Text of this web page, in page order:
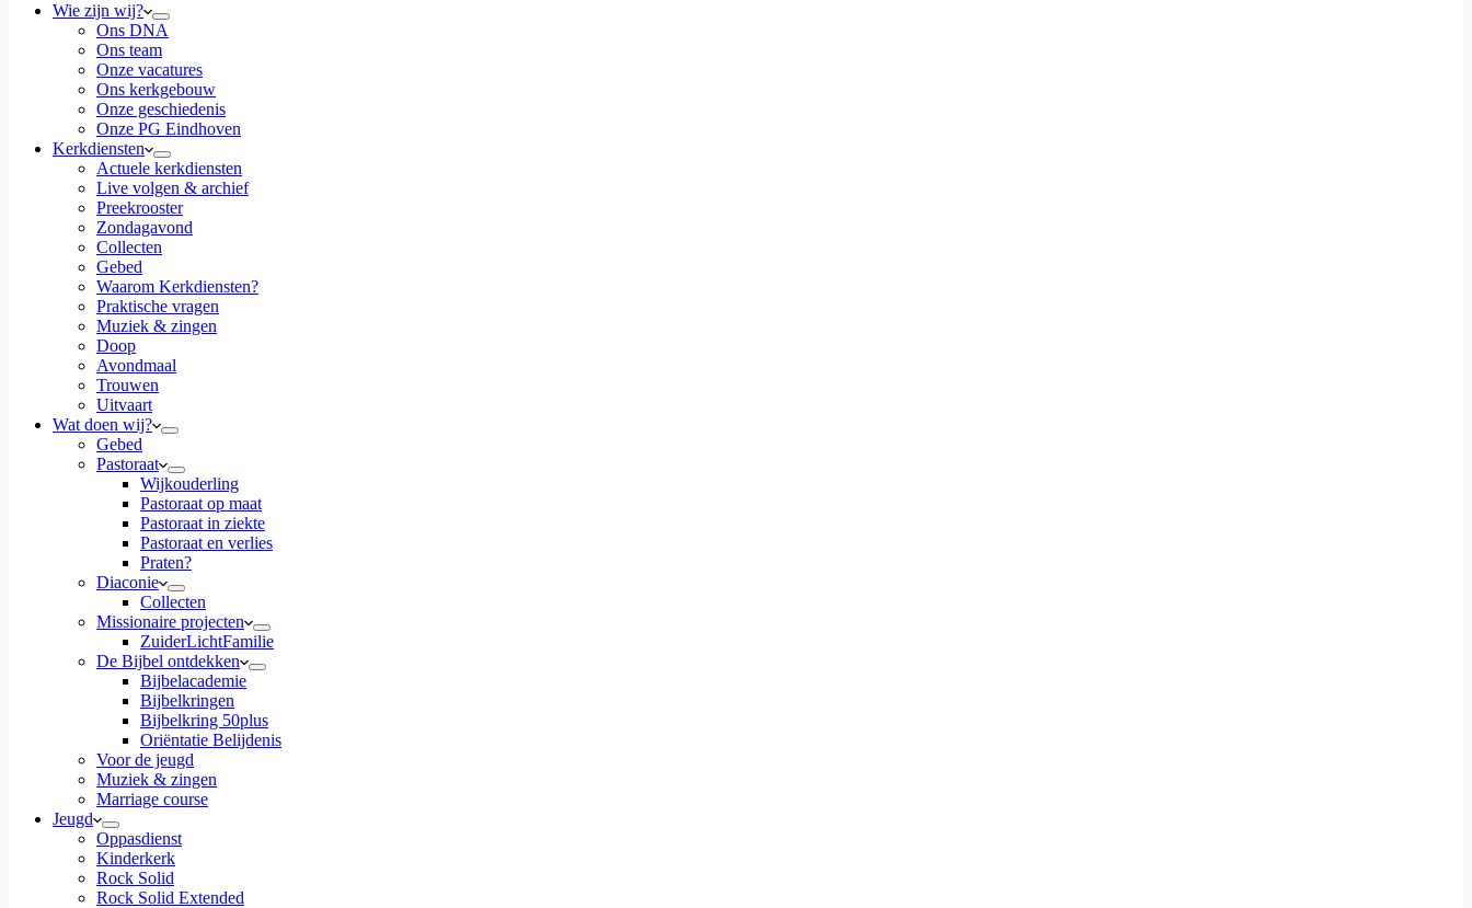
Wie zijn wij?
Ons DNA
Ons team
Onze vacatures
Ons kerkgebouw
Onze geschiedenis
Onze PG Eindhoven
Kerkdiensten
Actuele kerkdiensten
Live volgen & archief
Preekrooster
Zondagavond
Collecten
Gebed
Waarom Kerkdiensten?
Praktische vragen
Muziek & zingen
Doop
Avondmaal
Trouwen
Uitvaart
Wat doen wij?
Gebed
Pastoraat
Wijkouderling
Pastoraat op maat
Pastoraat in ziekte
Pastoraat en verlies
Praten?
Diaconie
Collecten
Missionaire projecten
ZuiderLichtFamilie
De Bijbel ontdekken
Bijbelacademie
Bijbelkringen
Bijbelkring 50plus
Oriëntatie Belijdenis
Voor de jeugd
Muziek & zingen
Marriage course
Jeugd
Oppasdienst
Kinderkerk
Rock Solid
Rock Solid Extended